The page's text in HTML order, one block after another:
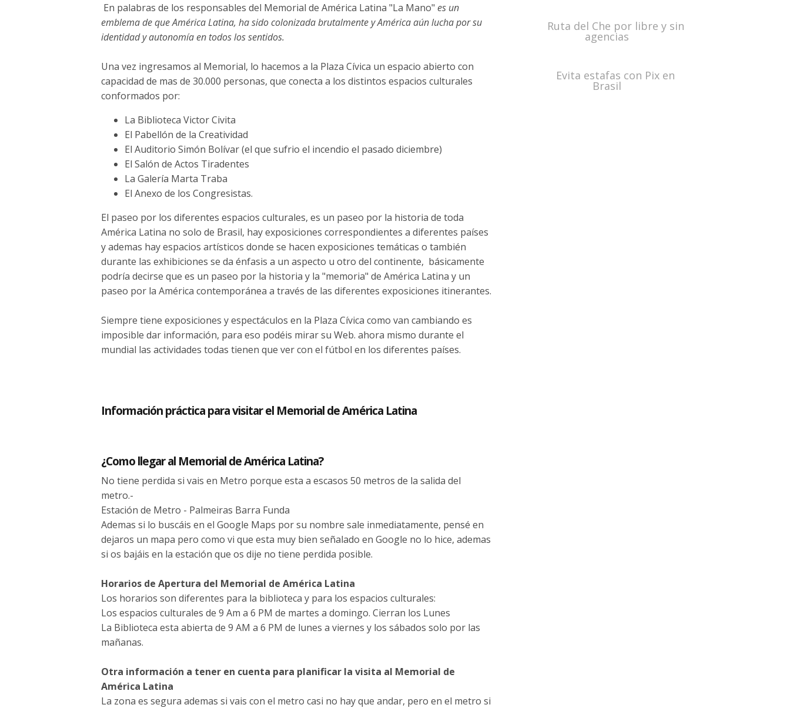
En palabras de los responsables del Memorial de América Latina "La Mano" es un
emblema de que América Latina, ha sido colonizada brutalmente y América aún lucha por su
identidad y autonomía en todos los sentidos.
Una vez ingresamos al Memorial, lo hacemos a la Plaza Cívica un espacio abierto con
capacidad de mas de 30.000 personas, que conecta a los distintos espacios culturales
conformados por:
La Biblioteca Victor Civita
El Pabellón de la Creatividad
El Auditorio Simón Bolívar (el que sufrio el incendio el pasado diciembre)
El Salón de Actos Tiradentes
La Galería Marta Traba
El Anexo de los Congresistas.
El paseo por los diferentes espacios culturales, es un paseo por la historia de toda
América Latina no solo de Brasil, hay exposiciones correspondientes a diferentes países
y ademas hay espacios artísticos donde se hacen exposiciones temáticas o también
durante las exhibiciones se da énfasis a un aspecto u otro del continente, básicamente
podría decirse que es un paseo por la historia y la "memoria" de América Latina y un
paseo por la América contemporánea a través de las diferentes exposiciones itinerantes.
Siempre tiene exposiciones y espectáculos en la Plaza Cívica como van cambiando es
imposible dar información, para eso podéis mirar su Web. ahora mismo durante el
mundial las actividades todas tienen que ver con el fútbol en los diferentes países.
Información práctica para visitar el Memorial de América Latina
¿Como llegar al Memorial de América Latina?
No tiene perdida si vais en Metro porque esta a escasos 50 metros de la salida del
metro.-
Estación de Metro - Palmeiras Barra Funda
Ademas si lo buscáis en el Google Maps por su nombre sale inmediatamente, pensé en
dejaros un mapa pero como vi que esta muy bien señalado en Google no lo hice, ademas
si os bajáis en la estación que os dije no tiene perdida posible.
Horarios de Apertura del Memorial de América Latina
Los horarios son diferentes para la biblioteca y para los espacios culturales:
Los espacios culturales de 9 Am a 6 PM de martes a domingo. Cierran los Lunes
La Biblioteca esta abierta de 9 AM a 6 PM de lunes a viernes y los sábados solo por las
mañanas.
Otra información a tener en cuenta para planificar la visita al Memorial de
América Latina
La zona es segura ademas si vais con el metro casi no hay que andar, pero en el metro si
Ruta del Che por libre y sin
agencias
Evita estafas con Pix en
Brasil